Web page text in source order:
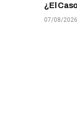
¿El
07/08/2026